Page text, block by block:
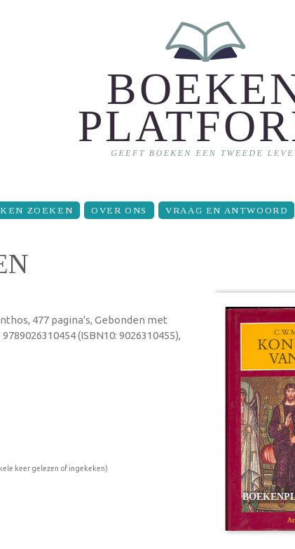
ZOEKEN OVER ONS VRAAG EN ANTWOORD
477 pagina's, Gebonden met
(ISBN10: 9026310455),
keer gelezen of ingekeken)